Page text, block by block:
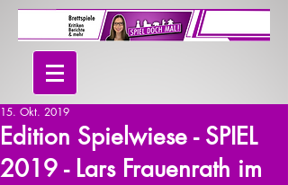
Edition Spielwiese - SPIEL
2019 - Lars Frauenrath im
15. Okt. 2019